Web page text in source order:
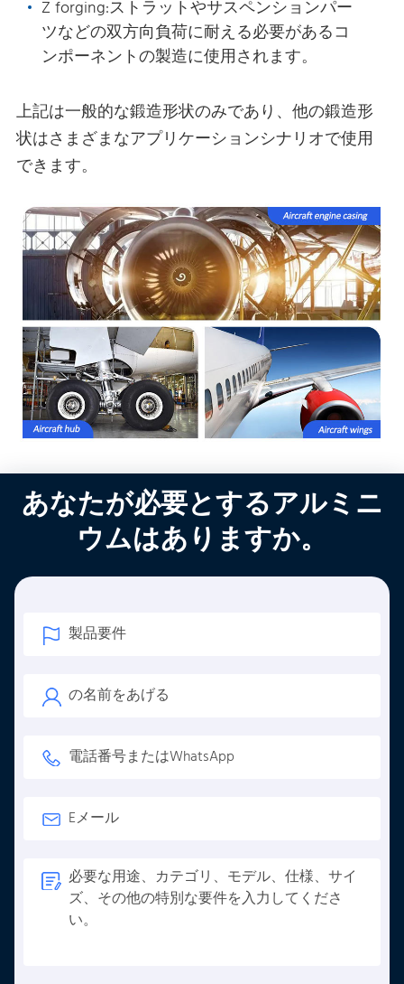
Z forging:ストラットやサスペンションパー
ツなどの双方向負荷に耐える必要があるコ
ンポーネントの製造に使用されます。
上記は一般的な鍛造形状のみであり、他の鍛造形
状はさまざまなアプリケーションシナリオで使用
できます。
あなたが必要とするアルミニ
ウムはありますか。